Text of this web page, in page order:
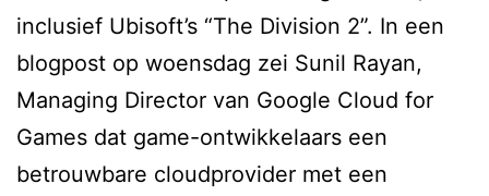
inclusief Ubisoft’s “The Division 2”. In een
blogpost op woensdag zei Sunil Rayan,
Managing Director van Google Cloud for
Games dat game-ontwikkelaars een
betrouwbare cloudprovider met een